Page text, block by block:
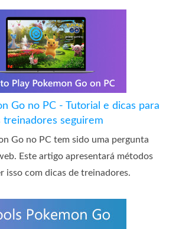
Go no PC - Tutorial e dicas para
treinadores seguirem
Go no PC tem sido uma pergunta
Este artigo apresentará métodos
isso com dicas de treinadores.